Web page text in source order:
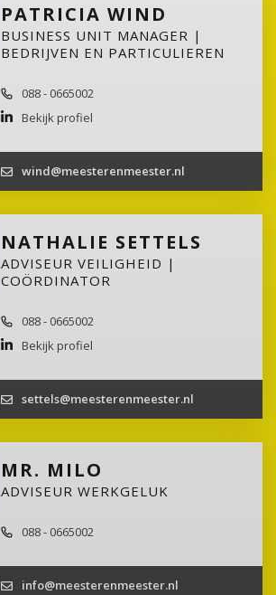
PATRICIA WIND
BUSINESS UNIT MANAGER |
BEDRIJVEN EN PARTICULIEREN
088 - 0665002
Bekijk profiel
wind@meesterenmeester.nl
NATHALIE SETTELS
ADVISEUR VEILIGHEID |
COÖRDINATOR
088 - 0665002
Bekijk profiel
settels@meesterenmeester.nl
MR. MILO
ADVISEUR WERKGELUK
088 - 0665002
info@meesterenmeester.nl